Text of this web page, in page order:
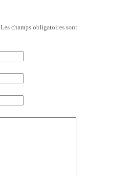
Les champs obligatoires sont